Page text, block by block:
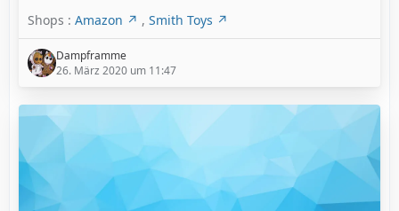
Shops : Amazon , Smith Toys
Dampframme
26. März 2020 um 11:47